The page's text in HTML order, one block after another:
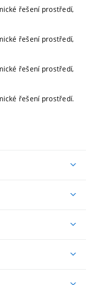
řešení prostředí,
řešení prostředí,
řešení prostředí,
řešení prostředí.